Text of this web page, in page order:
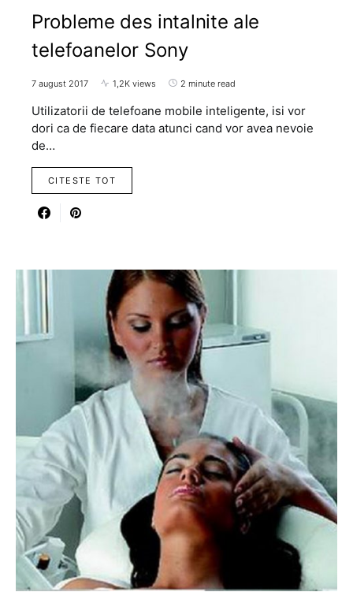
Probleme des intalnite ale
telefoanelor Sony
7 august 2017 1,2K views 2 minute read
Utilizatorii de telefoane mobile inteligente, isi vor
dori ca de fiecare data atunci cand vor avea nevoie
de…
CITESTE TOT